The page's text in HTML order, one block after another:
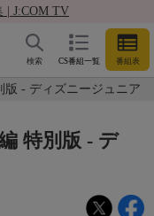
| J:COM TV
CS番組一覧 番組表
検索
- ディズニージュニア
特別版 - デ